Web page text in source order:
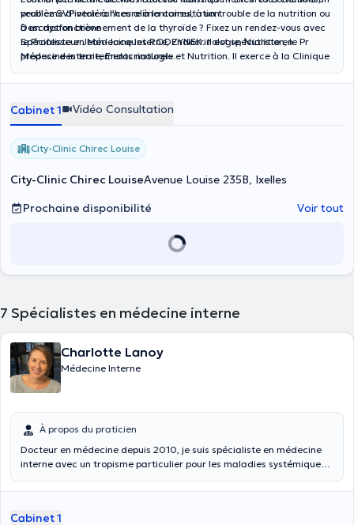
problème d’intolérances alimentaires, à un trouble de la nutrition ou
à un dysfonctionnement de la thyroïde ? Fixez un rendez-vous avec
le Professeur Jean-Jacques RODZYNEK. Il est spécialiste en
Médecine interne, Endocrinologie et Nutrition. Il exerce à la Clinique
plusieurs années d’expérience dans son domaine et a participé à
maladies auto-immunes, la toxicologie, l’environnement, la thyroïde
et les glandes surrénales. Il parle très bien français et anglais.
veuillez SVP venir à l’heure à la consultation.
Description brève
Spécialiste en Médecine Interne, Endocrinologie, Nutrition, le Pr
propose des traitements naturels.
Cabinet 1 Vidéo Consultation
City-Clinic Chirec Louise
City-Clinic Chirec LouiseAvenue Louise 235B, Ixelles
Prochaine disponibilité
Voir tout
7 Spécialistes en médecine interne
Charlotte Lanoy
Médecine Interne
À propos du praticien
Docteur en médecine depuis 2010, je suis spécialiste en médecine
interne avec un tropisme particulier pour les maladies systémiques
interne au sein du réseau hospitalier de l'Université Libre de
transmis ses connaissances dans le domaine de l'endocrinologie,
Cabinet 1